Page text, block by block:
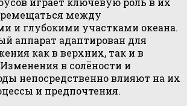
между
и глубокими участками океана.
аппарат адаптирован для
как в верхних, так и в
в солёности и
непосредственно влияют на их
и предпочтения.